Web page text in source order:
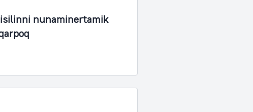
nunaminertamik